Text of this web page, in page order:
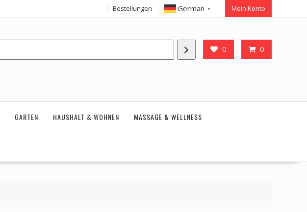
Bestellungen German ▼ Mein Konto
0 0
GARTEN HAUSHALT & WOHNEN MASSAGE & WELLNESS